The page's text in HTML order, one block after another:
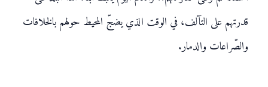
قدرتهم على التآلف، في الوقت الذي يضجّ المحيط حولهم بالخلافات
والصّراعات والدمار.